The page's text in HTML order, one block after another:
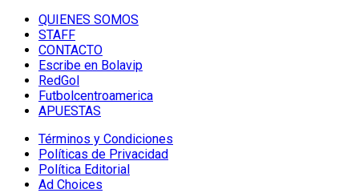
QUIENES SOMOS
STAFF
CONTACTO
Escribe en Bolavip
RedGol
Futbolcentroamerica
APUESTAS
Términos y Condiciones
Políticas de Privacidad
Política Editorial
Ad Choices